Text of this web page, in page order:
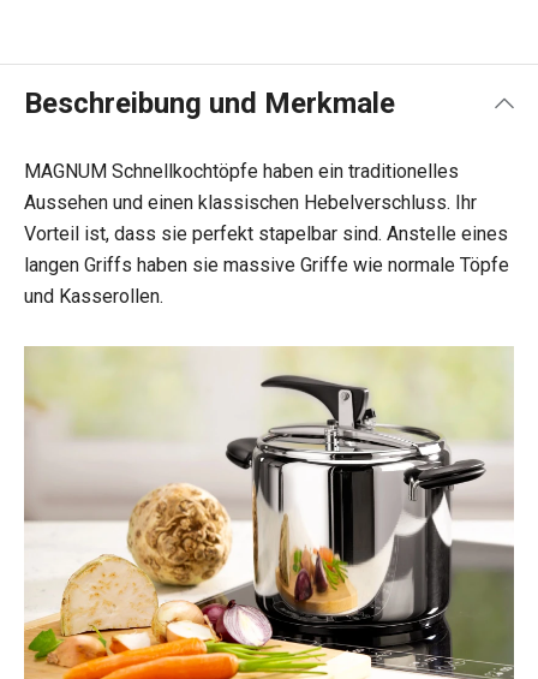
Beschreibung und Merkmale
MAGNUM Schnellkochtöpfe haben ein traditionelles
Aussehen und einen klassischen Hebelverschluss. Ihr
Vorteil ist, dass sie perfekt stapelbar sind. Anstelle eines
langen Griffs haben sie massive Griffe wie normale Töpfe
und Kasserollen.